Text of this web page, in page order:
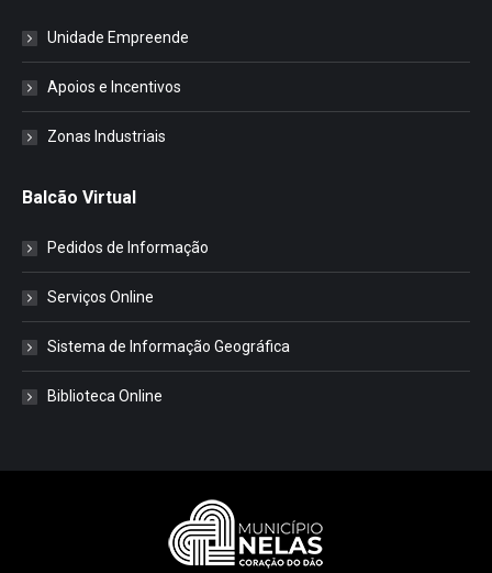
Unidade Empreende
Apoios e Incentivos
Zonas Industriais
Balcão Virtual
Pedidos de Informação
Serviços Online
Sistema de Informação Geográfica
Biblioteca Online